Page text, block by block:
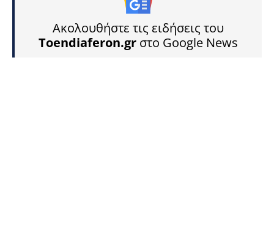
Ακολουθήστε τις ειδήσεις του
Toendiaferon.gr στο Google News